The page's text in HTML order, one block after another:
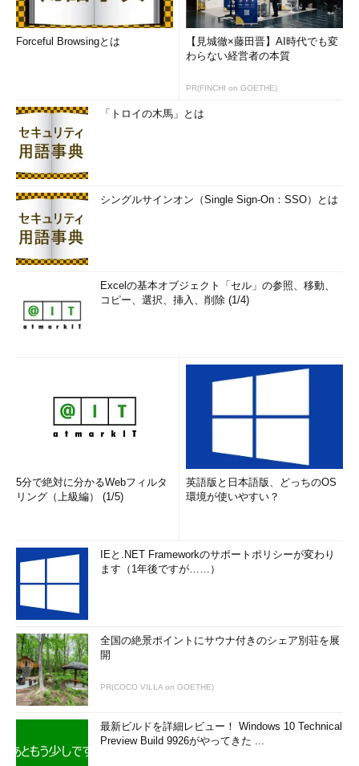
Forceful Browsingとは
【見城徹×藤田晋】AI時代でも変
わらない経営者の本質
PR(FINCHI on GOETHE)
「トロイの木馬」とは
シングルサインオン（Single Sign-On：SSO）とは
Excelの基本オブジェクト「セル」の参照、移動、
コピー、選択、挿入、削除 (1/4)
5分で絶対に分かるWebフィルタ
リング（上級編） (1/5)
英語版と日本語版、どっちのOS
環境が使いやすい？
IEと.NET Frameworkのサポートポリシーが変わり
ます（1年後ですが……）
全国の絶景ポイントにサウナ付きのシェア別荘を展
開
PR(COCO VILLA on GOETHE)
最新ビルドを詳細レビュー！ Windows 10 Technical
Preview Build 9926がやってきた ...